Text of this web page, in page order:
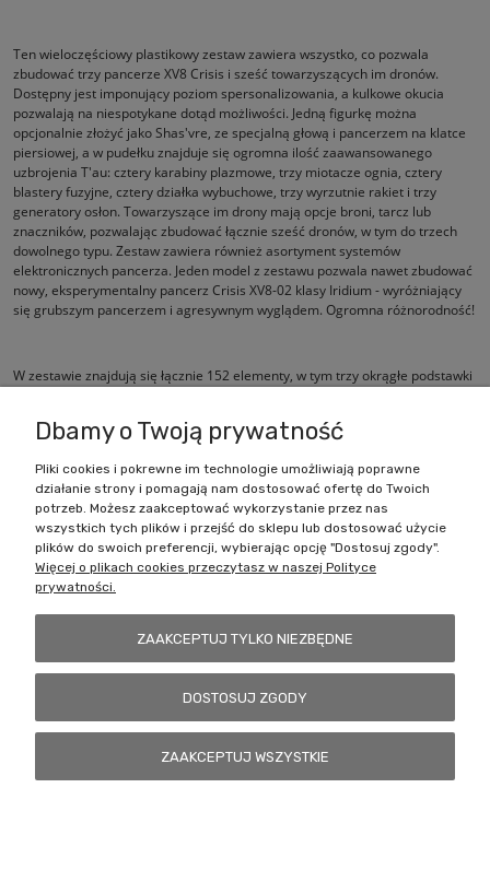
Ten wieloczęściowy plastikowy zestaw zawiera wszystko, co pozwala
zbudować trzy pancerze XV8 Crisis i sześć towarzyszących im dronów.
Dostępny jest imponujący poziom spersonalizowania, a kulkowe okucia
pozwalają na niespotykane dotąd możliwości. Jedną figurkę można
opcjonalnie złożyć jako Shas'vre, ze specjalną głową i pancerzem na klatce
piersiowej, a w pudełku znajduje się ogromna ilość zaawansowanego
uzbrojenia T'au: cztery karabiny plazmowe, trzy miotacze ognia, cztery
blastery fuzyjne, cztery działka wybuchowe, trzy wyrzutnie rakiet i trzy
generatory osłon. Towarzyszące im drony mają opcje broni, tarcz lub
znaczników, pozwalając zbudować łącznie sześć dronów, w tym do trzech
dowolnego typu. Zestaw zawiera również asortyment systemów
elektronicznych pancerza. Jeden model z zestawu pozwala nawet zbudować
nowy, eksperymentalny pancerz Crisis XV8-02 klasy Iridium - wyróżniający
się grubszym pancerzem i agresywnym wyglądem. Ogromna różnorodność!
W zestawie znajdują się łącznie 152 elementy, w tym trzy okrągłe podstawki
Zakupy
Pomoc
Dbamy o Twoją prywatność
Pliki cookies i pokrewne im technologie umożliwiają poprawne
działanie strony i pomagają nam dostosować ofertę do Twoich
potrzeb. Możesz zaakceptować wykorzystanie przez nas
wszystkich tych plików i przejść do sklepu lub dostosować użycie
plików do swoich preferencji, wybierając opcję "Dostosuj zgody".
Więcej o plikach cookies przeczytasz w naszej Polityce
prywatności.
ZAAKCEPTUJ TYLKO NIEZBĘDNE
DOSTOSUJ ZGODY
ZAAKCEPTUJ WSZYSTKIE